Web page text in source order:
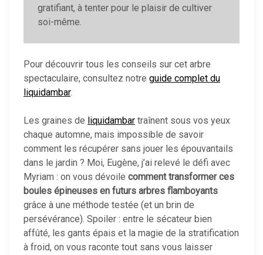
gratifiant, à tenter pour le plaisir de cultiver
soi-même.
Pour découvrir tous les conseils sur cet arbre
spectaculaire, consultez notre guide complet du
liquidambar.
Les graines de liquidambar traînent sous vos yeux
chaque automne, mais impossible de savoir
comment les récupérer sans jouer les épouvantails
dans le jardin ? Moi, Eugène, j’ai relevé le défi avec
Myriam : on vous dévoile comment transformer ces
boules épineuses en futurs arbres flamboyants
grâce à une méthode testée (et un brin de
persévérance). Spoiler : entre le sécateur bien
affûté, les gants épais et la magie de la stratification
à froid, on vous raconte tout sans vous laisser